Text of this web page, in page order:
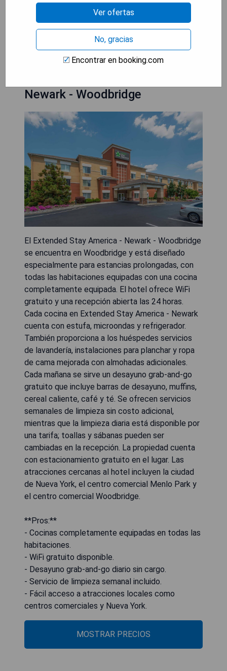
MOSTRAR PRECIOS
Newark - Woodbridge
El Extended Stay America - Newark - Woodbridge
se encuentra en Woodbridge y está diseñado
especialmente para estancias prolongadas, con
todas las habitaciones equipadas con una cocina
completamente equipada. El hotel ofrece WiFi
gratuito y una recepción abierta las 24 horas.
Cada cocina en Extended Stay America - Newark
cuenta con estufa, microondas y refrigerador.
También proporciona a los huéspedes servicios
de lavandería, instalaciones para planchar y ropa
de cama mejorada con almohadas adicionales.
Cada mañana se sirve un desayuno grab-and-go
gratuito que incluye barras de desayuno, muffins,
cereal caliente, café y té. Se ofrecen servicios
semanales de limpieza sin costo adicional,
mientras que la limpieza diaria está disponible por
una tarifa; toallas y sábanas pueden ser
cambiadas en la recepción. La propiedad cuenta
con estacionamiento gratuito en el lugar. Las
atracciones cercanas al hotel incluyen la ciudad
de Nueva York, el centro comercial Menlo Park y
el centro comercial Woodbridge.
**Pros:**
- Cocinas completamente equipadas en todas las
habitaciones.
- WiFi gratuito disponible.
- Desayuno grab-and-go diario sin cargo.
- Servicio de limpieza semanal incluido.
- Fácil acceso a atracciones locales como
centros comerciales y Nueva York.
MOSTRAR PRECIOS
Ver ofertas
No, gracias
Encontrar en booking.com